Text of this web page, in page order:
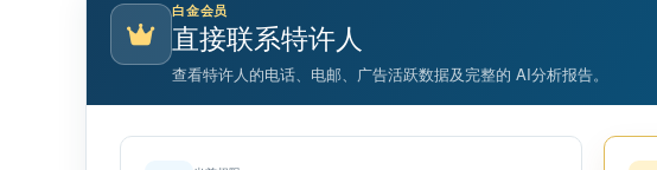
白金会员
直接联系特许人
查看特许人的电话、电邮、广告活跃数据及完整的 AI分析报告。